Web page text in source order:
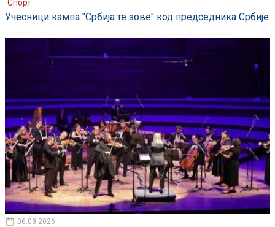
Спорт
Учесници кампа "Србија те зове" код председника Србије
06.08.2026